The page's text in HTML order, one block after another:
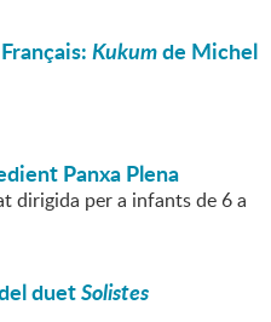
Kukumde Michel
Panxa Plena
dirigida per a infants de 6 a
duetSolistes